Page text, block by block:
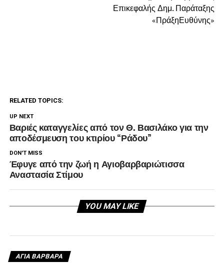
Επικεφαλής Δημ. Παράταξης
«ΠράξηΕυθύνης»
RELATED TOPICS:
UP NEXT
Βαριές καταγγελίες από τον Θ. Βασιλάκο για την
αποδέσμευση του κτιρίου “Ράδου”
DON'T MISS
Έφυγε από την ζωή η Αγιοβαρβαριώτισσα
Αναστασία Στίμου
YOU MAY LIKE
ΑΓΙΑ ΒΑΡΒΑΡΑ